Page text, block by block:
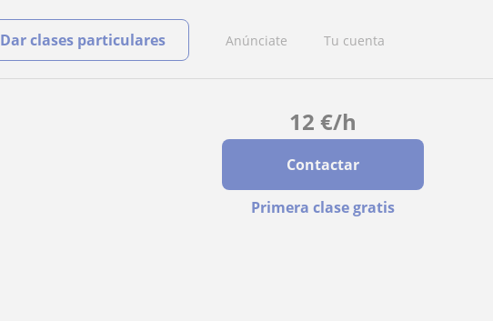
Anúnciate Tu cuenta
Dar clases particulares
12 €/h
Contactar
Primera clase gratis